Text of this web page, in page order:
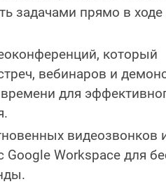
задачами прямо в ходе
который
вебинаров и
для
видеозвонков
Google Workspace для